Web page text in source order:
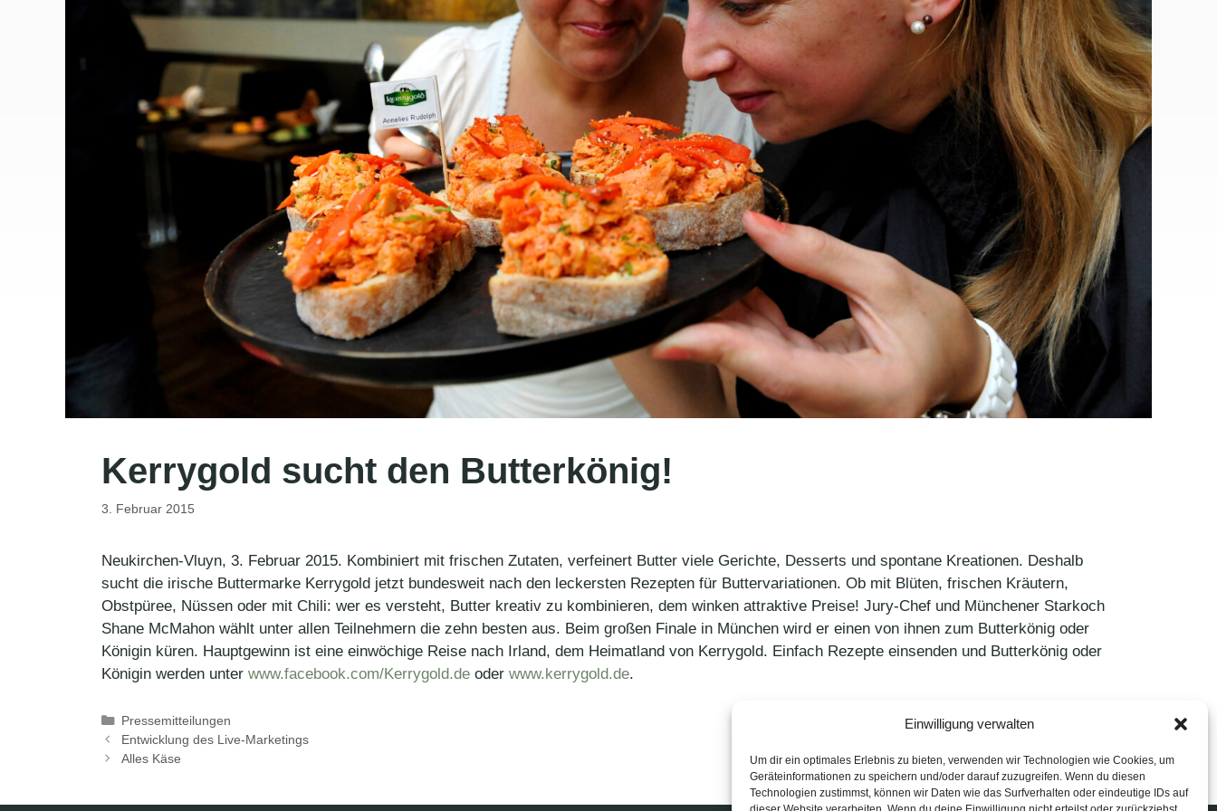
Einwilligung verwalten
Um dir ein optimales Erlebnis zu bieten, verwenden wir Technologien wie Cookies, um
Geräteinformationen zu speichern und/oder darauf zuzugreifen. Wenn du diesen
Technologien zustimmst, können wir Daten wie das Surfverhalten oder eindeutige IDs auf
Kerrygold sucht den Butterkönig!
3. Februar 2015
Neukirchen-Vluyn, 3. Februar 2015. Kombiniert mit frischen Zutaten, verfeinert Butter viele Gerichte, Desserts und spontane Kreationen. Deshalb
sucht die irische Buttermarke Kerrygold jetzt bundesweit nach den leckersten Rezepten für Buttervariationen. Ob mit Blüten, frischen Kräutern,
Obstpüree, Nüssen oder mit Chili: wer es versteht, Butter kreativ zu kombinieren, dem winken attraktive Preise! Jury-Chef und Münchener Starkoch
Shane McMahon wählt unter allen Teilnehmern die zehn besten aus. Beim großen Finale in München wird er einen von ihnen zum Butterkönig oder
Königin küren. Hauptgewinn ist eine einwöchige Reise nach Irland, dem Heimatland von Kerrygold. Einfach Rezepte einsenden und Butterkönig oder
Königin werden unter www.facebook.com/Kerrygold.de oder www.kerrygold.de.
Kategorien
Pressemitteilungen
Entwicklung des Live-Marketings
Alles Käse